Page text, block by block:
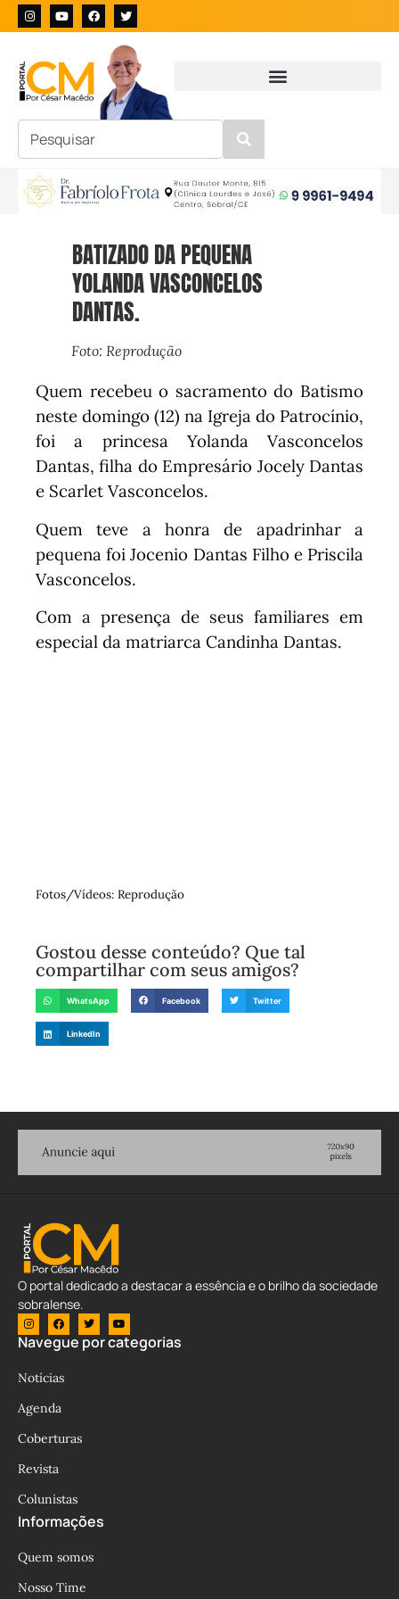
BATIZADO DA PEQUENA
YOLANDA VASCONCELOS
DANTAS.
Foto: Reprodução
Quem recebeu o sacramento do Batismo
neste domingo (12) na Igreja do Patrocínio,
foi a princesa Yolanda Vasconcelos
Dantas, filha do Empresário Jocely Dantas
e Scarlet Vasconcelos.
Quem teve a honra de apadrinhar a
pequena foi Jocenio Dantas Filho e Priscila
Vasconcelos.
Com a presença de seus familiares em
especial da matriarca Candinha Dantas.
Fotos/Vídeos: Reprodução
Gostou desse conteúdo? Que tal
compartilhar com seus amigos?
WhatsApp Facebook Twitter
LinkedIn
O portal dedicado a destacar a essência e o brilho da sociedade
sobralense.
Navegue por categorias
Notícias
Agenda
Coberturas
Revista
Colunistas
Informações
Quem somos
Nosso Time